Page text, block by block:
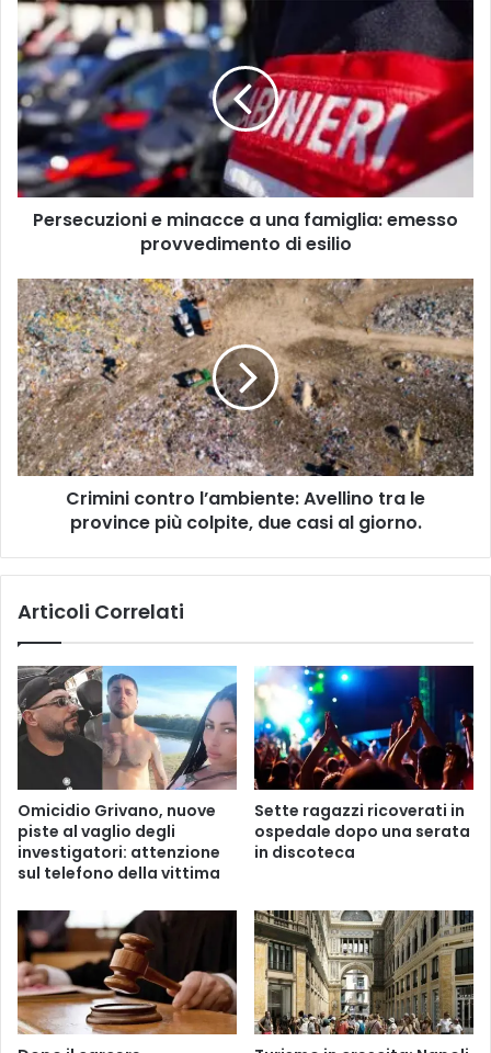
Persecuzioni
e
minacce
a
una
famiglia:
emesso
provvedimento
di
esilio
Persecuzioni e minacce a una famiglia: emesso
provvedimento di esilio
Crimini
contro
l’ambiente:
Avellino
tra
le
province
più
colpite,
Crimini contro l’ambiente: Avellino tra le
province più colpite, due casi al giorno.
Articoli Correlati
Omicidio Grivano, nuove
piste al vaglio degli
investigatori: attenzione
sul telefono della vittima
Sette ragazzi ricoverati in
ospedale dopo una serata
in discoteca